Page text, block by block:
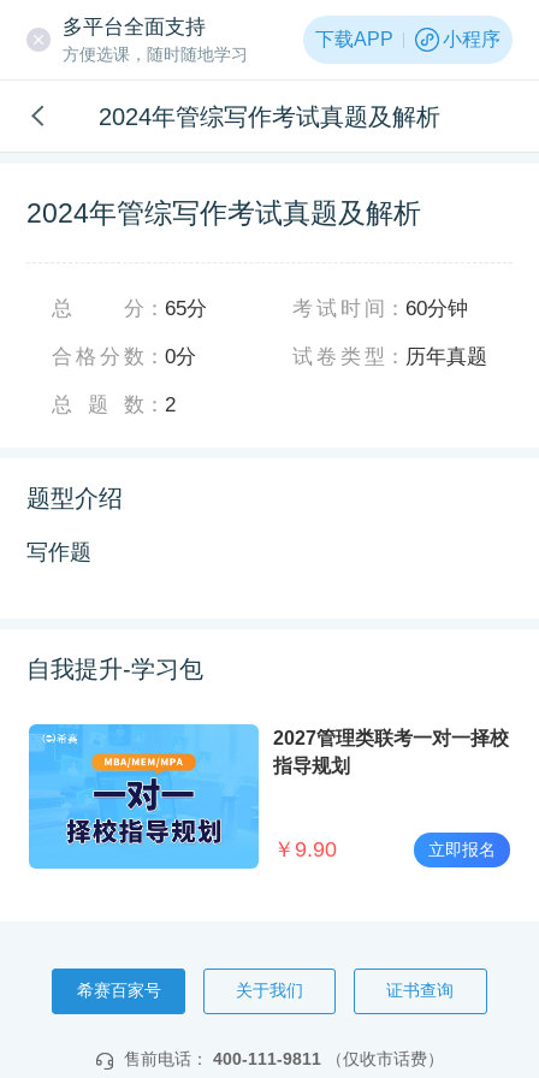
多平台全面支持
方便选课，随时随地学习
下载APP 小程序
2024年管综写作考试真题及解析
2024年管综写作考试真题及解析
总分 ：65分
合格分数 ：0分
总题数 ： 2
考试时间 ：60分钟
试卷类型 ： 历年真题
题型介绍
写作题
自我提升-学习包
2027管理类联考一对一择校
指导规划
￥ 9.90 立即报名
希赛百家号 关于我们 证书查询
售前电话： 400-111-9811 （仅收市话费）